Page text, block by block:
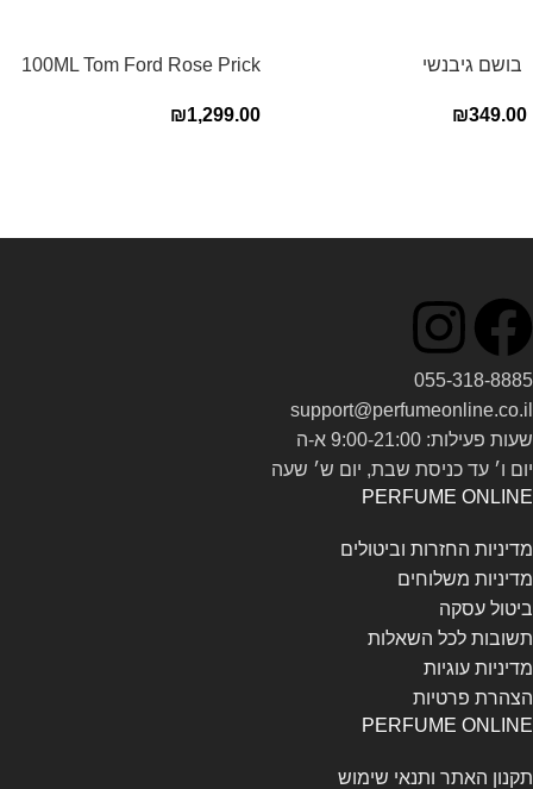
‏ בושם גיבנשי
E.D.P 80ml ‏
₪349.00
100ML Tom Ford Rose Prick
₪1,299.00
055-318-8885
support@perfumeonline.co.il
שעות פעילות: 9:00-21:00 א-ה
יום ו׳ עד כניסת שבת, יום ש׳ שעה
PERFUME ONLINE
מדיניות החזרות וביטולים
מדיניות משלוחים
ביטול עסקה
תשובות לכל השאלות
מדיניות עוגיות
הצהרת פרטיות
PERFUME ONLINE
תקנון האתר ותנאי שימוש